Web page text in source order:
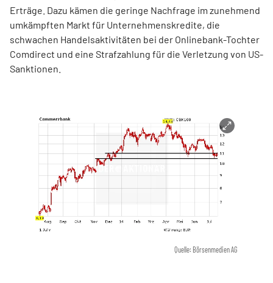
Erträge. Dazu kämen die geringe Nachfrage im zunehmend
umkämpften Markt für Unternehmenskredite, die
schwachen Handelsaktivitäten bei der Onlinebank-Tochter
Comdirect und eine Strafzahlung für die Verletzung von US-
Sanktionen.
Quelle: Börsenmedien AG